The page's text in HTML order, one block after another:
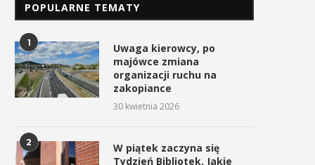
POPULARNE TEMATY
1
Uwaga kierowcy, po
majówce zmiana
organizacji ruchu na
zakopiance
30 kwietnia 2026
2
W piątek zaczyna się
Tydzień Bibliotek. Jakie